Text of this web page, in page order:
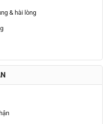
& hài lòng